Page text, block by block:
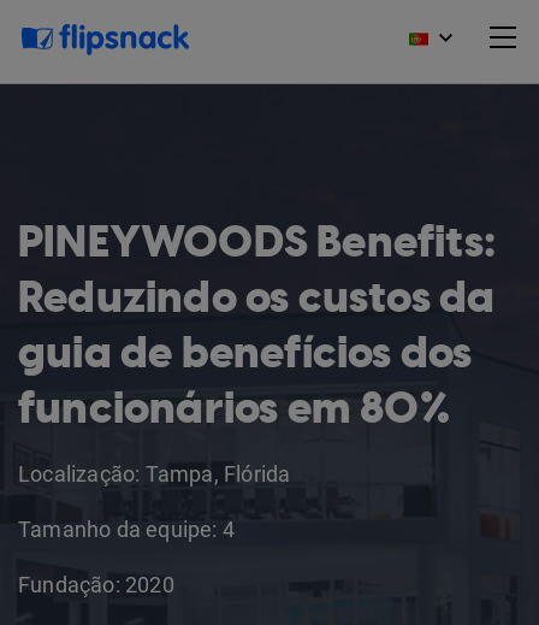
PINEYWOODS Benefits:
Reduzindo os custos da
guia de benefícios dos
funcionários em 80%
Localização: Tampa, Flórida
Tamanho da equipe: 4
Fundação: 2020